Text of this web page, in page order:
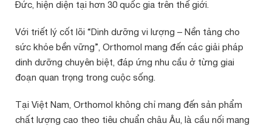
Đức, hiện diện tại hơn 30 quốc gia trên thế giới.
Với triết lý cốt lõi “Dinh dưỡng vi lượng – Nền tảng cho
sức khỏe bền vững”, Orthomol mang đến các giải pháp
dinh dưỡng chuyên biệt, đáp ứng nhu cầu ở từng giai
đoạn quan trọng trong cuộc sống.
Tại Việt Nam, Orthomol không chỉ mang đến sản phẩm
chất lượng cao theo tiêu chuẩn châu Âu, là cầu nối mang